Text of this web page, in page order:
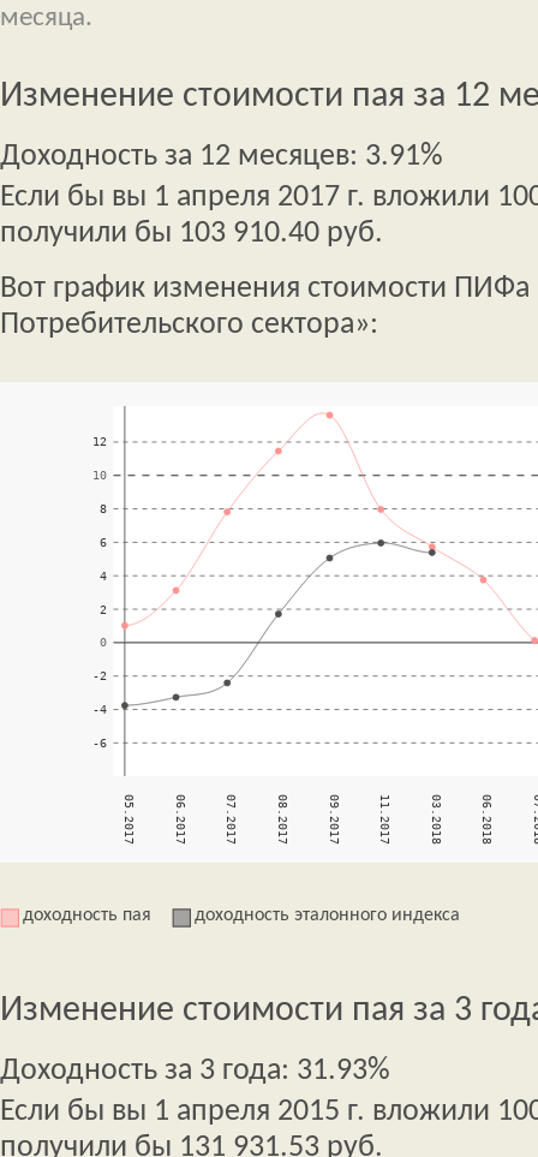
месяца.
Изменение стоимости пая за 12
Доходность за 12 месяцев: 3.91%
Если бы вы 1 апреля 2017 г. вложили
получили бы 103 910.40 руб.
Вот график изменения стоимости
Потребительского сектора»:
доходность пая доходность эталонного индекса
Изменение стоимости пая за 3
Доходность за 3 года: 31.93%
Если бы вы 1 апреля 2015 г. вложили
получили бы 131 931.53 руб.